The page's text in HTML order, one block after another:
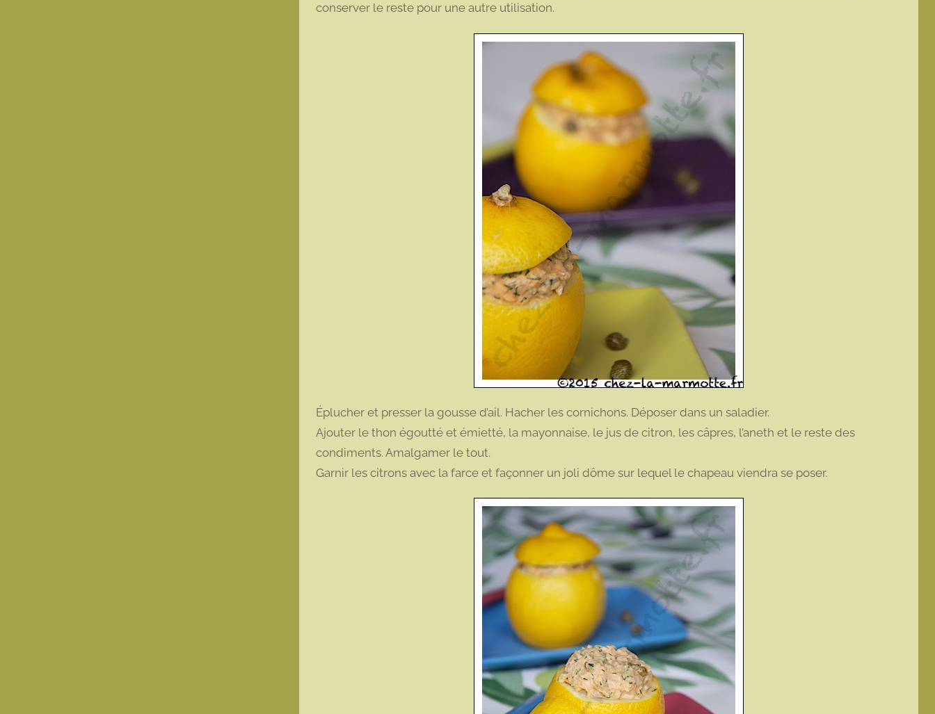
conserver le reste pour une autre utilisation.
Éplucher et presser la gousse d’ail. Hacher les cornichons. Déposer dans un saladier.
Ajouter le thon égoutté et émietté, la mayonnaise, le jus de citron, les câpres, l’aneth et le reste des
condiments. Amalgamer le tout.
Garnir les citrons avec la farce et façonner un joli dôme sur lequel le chapeau viendra se poser.